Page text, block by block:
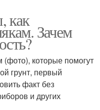
как
Зачем
(фото), которые помогут
грунт, первый
факт без
и других